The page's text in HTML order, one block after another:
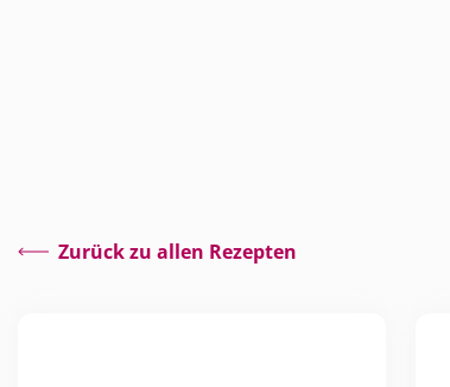
Zurück zu allen Rezepten